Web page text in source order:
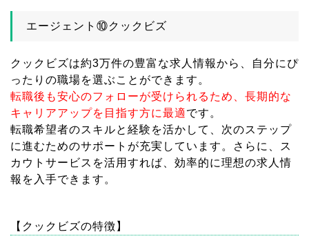
エージェント⑩クックビズ
クックビズは約3万件の豊富な求人情報から、自分にぴ
ったりの職場を選ぶことができます。
転職後も安心のフォローが受けられるため、長期的な
キャリアアップを目指す方に最適です。
転職希望者のスキルと経験を活かして、次のステップ
に進むためのサポートが充実しています。さらに、ス
カウトサービスを活用すれば、効率的に理想の求人情
報を入手できます。
【クックビズの特徴】